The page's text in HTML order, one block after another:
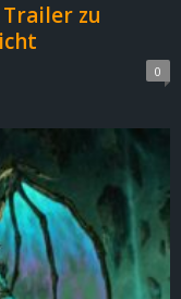
zu
0